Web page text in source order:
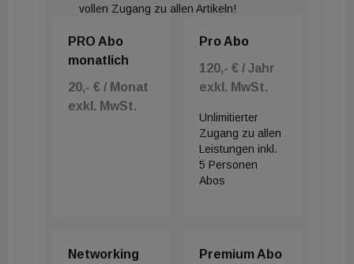
vollen Zugang zu allen Artikeln!
PRO Abo
monatlich
20,- € / Monat
exkl. MwSt.
Pro Abo
120,- € / Jahr
exkl. MwSt.
Unlimitierter
Zugang zu allen
Leistungen inkl.
5 Personen
Abos
Networking Premium Abo